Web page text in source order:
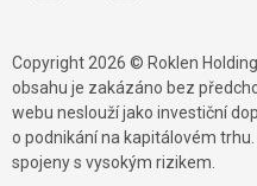
Copyright 2026 © Roklen
obsahu je zakázáno bez
webu neslouží jako investiční
o podnikání na kapitálovém
spojeny s vysokým rizikem.